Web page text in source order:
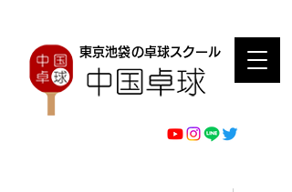
東京池袋の卓球スクール